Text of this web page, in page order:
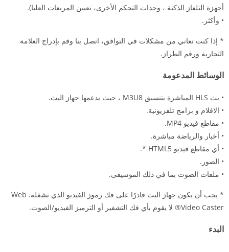
أجهزة التلفاز الذكية ، وحدات التحكم الأخرى، تعيين المربعات العليا).
• وأكثر.
* إذا كنت تعاني من مشكلات في التوافق، اتصل بنا وقم بإدراج العلامة
التجارية ورقم الطراز.
الوسائط المدعومة
• بث HLS المباشرة بتنسيق M3U8 ، حيث يدعمها جهاز البث.
• الافلام و برامج تلفزيونية.
• مقاطع فيديو MP4.
• أخبار والرياضة مباشرة.
• أي مقاطع فيديو HTML5 *.
• الصور.
• ملفات الصوت بما في ذلك الموسيقى.
* يجب أن يكون جهاز البث قادرًا على فك رموز الفيديو الذي تشغله. Web
Video Caster® لا يقوم بأي فك التشفير أو الترميز الفيديو/الصوت.
البدء